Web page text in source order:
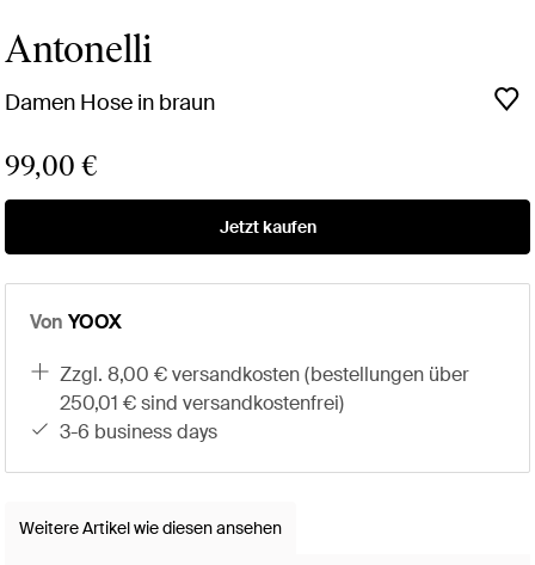
Antonelli
Damen Hose in braun
99,00 €
Jetzt kaufen
Von YOOX
zzgl. 8,00 € versandkosten (bestellungen über
250,01 € sind versandkostenfrei)
3-6 business days
Weitere Artikel wie diesen ansehen